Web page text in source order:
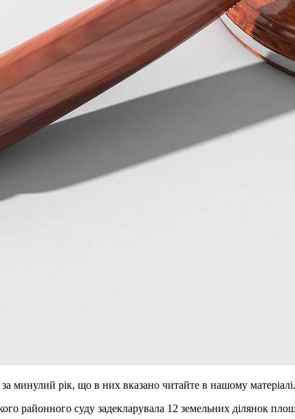
минулий рік, що в них вказано читайте в нашому матеріалі.
районного суду задекларувала 12 земельних ділянок